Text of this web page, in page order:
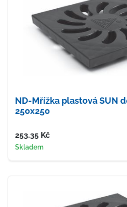
ND-Mřížka plastová SUN
250x250
Cena
253.35 Kč
Dostupnost
Skladem